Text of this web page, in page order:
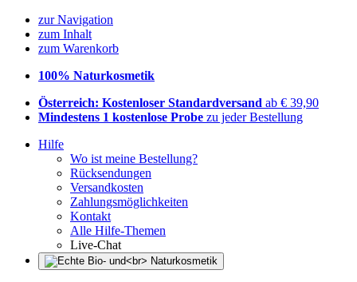
zur Navigation
zum Inhalt
zum Warenkorb
100% Naturkosmetik
Österreich: Kostenloser Standardversand ab € 39,90
Mindestens 1 kostenlose Probe zu jeder Bestellung
Hilfe
Wo ist meine Bestellung?
Rücksendungen
Versandkosten
Zahlungsmöglichkeiten
Kontakt
Alle Hilfe-Themen
Live-Chat